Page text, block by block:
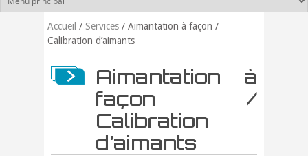
Accueil / Services / Aimantation à façon /
Calibration d’aimants
Aimantation à
façon /
Calibration
d’aimants